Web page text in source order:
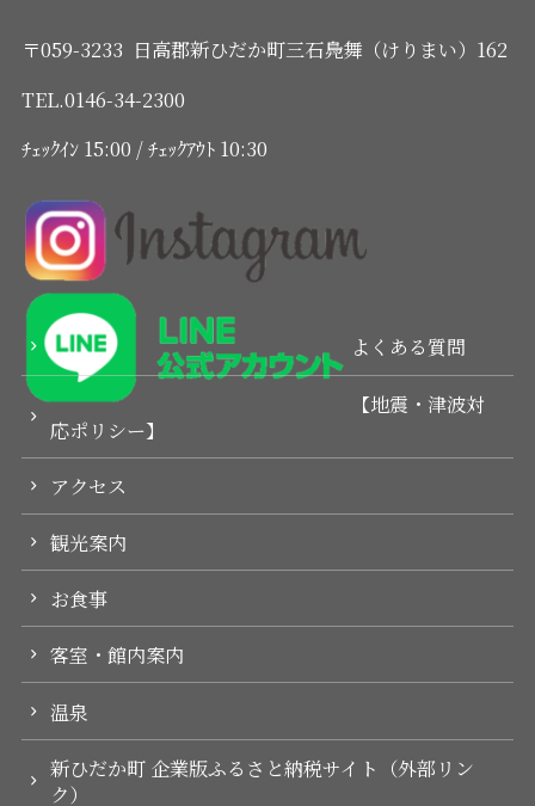
〒059-3233 日高郡新ひだか町三石鳧舞（けりまい）162
TEL.0146-34-2300
ﾁｪｯｸｲﾝ 15:00 / ﾁｪｯｸｱｳﾄ 10:30
よくある質問
【地震・津波対
応ポリシー】
アクセス
観光案内
お食事
客室・館内案内
温泉
新ひだか町 企業版ふるさと納税サイト（外部リン
ク）